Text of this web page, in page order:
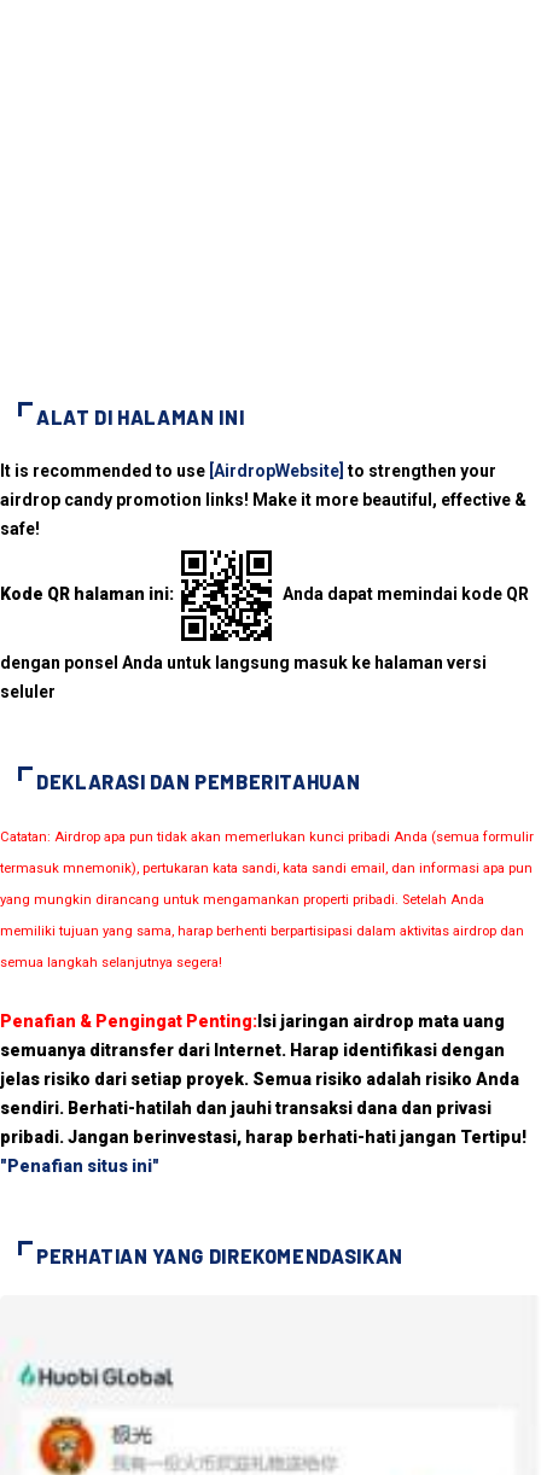
ALAT DI HALAMAN INI
It is recommended to use [AirdropWebsite] to strengthen your
airdrop candy promotion links! Make it more beautiful, effective &
safe!
Kode QR halaman ini: Anda dapat memindai kode QR
dengan ponsel Anda untuk langsung masuk ke halaman versi
seluler
DEKLARASI DAN PEMBERITAHUAN
Catatan: Airdrop apa pun tidak akan memerlukan kunci pribadi Anda (semua formulir
termasuk mnemonik), pertukaran kata sandi, kata sandi email, dan informasi apa pun
yang mungkin dirancang untuk mengamankan properti pribadi. Setelah Anda
memiliki tujuan yang sama, harap berhenti berpartisipasi dalam aktivitas airdrop dan
semua langkah selanjutnya segera!
Penafian & Pengingat Penting: Isi jaringan airdrop mata uang
semuanya ditransfer dari Internet. Harap identifikasi dengan
jelas risiko dari setiap proyek. Semua risiko adalah risiko Anda
sendiri. Berhati-hatilah dan jauhi transaksi dana dan privasi
pribadi. Jangan berinvestasi, harap berhati-hati jangan Tertipu!
"Penafian situs ini"
PERHATIAN YANG DIREKOMENDASIKAN